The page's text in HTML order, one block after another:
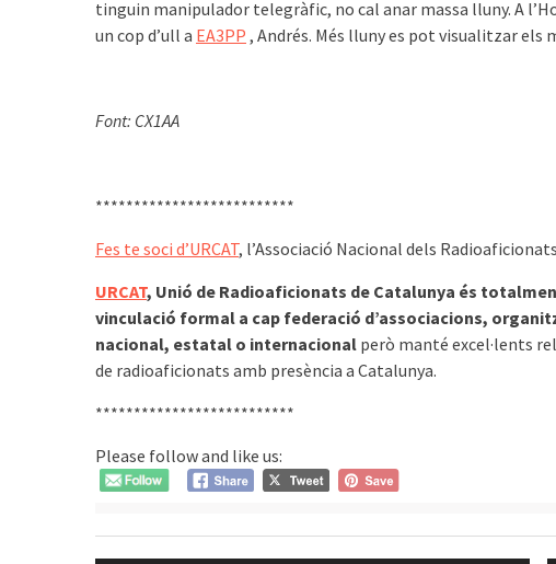
tinguin manipulador telegràfic, no cal anar massa lluny. A
un cop d’ull a EA3PP , Andrés. Més lluny es pot visualitzar els
Font: CX1AA
**************************
Fes te soci d’URCAT, l’Associació Nacional dels
URCAT, Unió de Radioaficionats de Catalunya és
vinculació formal a cap federació d’associacions,
nacional, estatal o internacional però manté excel·lents
de radioaficionats amb presència a Catalunya.
**************************
Please follow and like us:
Navegació